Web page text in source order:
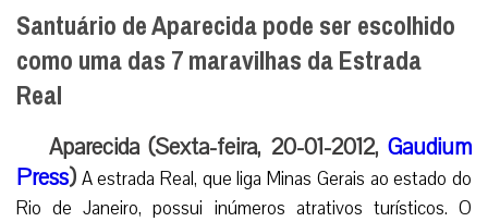
Santuário de Aparecida pode ser escolhido
como uma das 7 maravilhas da Estrada
Real
Aparecida (Sexta-feira, 20-01-2012, Gaudium
Press) A estrada Real, que liga Minas Gerais ao estado do
Rio de Janeiro, possui inúmeros atrativos turísticos. O